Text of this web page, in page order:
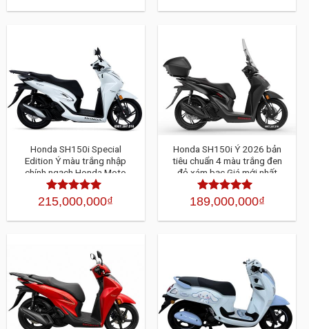
sao
sao
Honda SH150i Special
Edition Ý màu trắng nhập
chính ngạch Honda Moto
Roma HMR
Được xếp
sao
215,000,000₫
Honda SH150i Ý 2026 bản
tiêu chuẩn 4 màu trắng đen
đỏ xám bạc Giá mới nhất
Được xếp
5 sao
189,000,000₫